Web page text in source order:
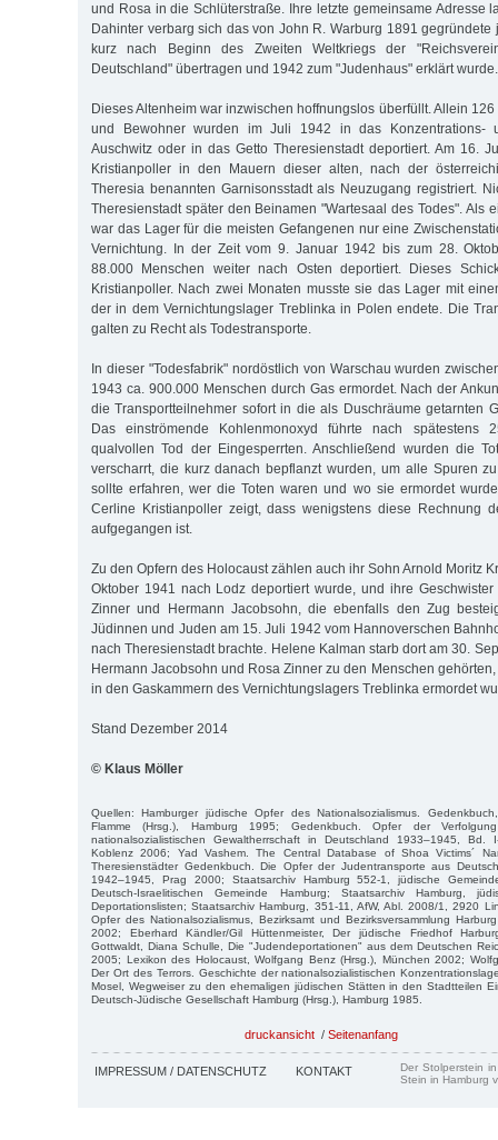
und Rosa in die Schlüterstraße. Ihre letzte gemeinsame Adresse
Dahinter verbarg sich das von John R. Warburg 1891 gegründete
kurz nach Beginn des Zweiten Weltkriegs der
Deutschland" übertragen und 1942 zum "Judenhaus" erklärt wurde.
Dieses Altenheim war inzwischen hoffnungslos überfüllt. Allein
und Bewohner wurden im Juli 1942 in das Konzentrations-
Auschwitz oder in das Getto Theresienstadt deportiert. Am 16.
Kristianpoller in den Mauern dieser alten, nach der
Theresia benannten Garnisonsstadt als Neuzugang registriert.
Theresienstadt später den Beinamen "Wartesaal des Todes". Als
war das Lager für die meisten Gefangenen nur eine
Vernichtung. In der Zeit vom 9. Januar 1942 bis zum 28.
88.000 Menschen weiter nach Osten deportiert. Dieses
Kristianpoller. Nach zwei Monaten musste sie das Lager mit
der in dem Vernichtungslager Treblinka in Polen endete. Die
galten zu Recht als Todestransporte.
In dieser "Todesfabrik" nordöstlich von Warschau wurden
1943 ca. 900.000 Menschen durch Gas ermordet. Nach der
die Transportteilnehmer sofort in die als Duschräume getarnten
Das einströmende Kohlenmonoxyd führte nach spätestens
qualvollen Tod der Eingesperrten. Anschließend wurden die
verscharrt, die kurz danach bepflanzt wurden, um alle Spuren
sollte erfahren, wer die Toten waren und wo sie ermordet
Cerline Kristianpoller zeigt, dass wenigstens diese Rechnung
aufgegangen ist.
Zu den Opfern des Holocaust zählen auch ihr Sohn Arnold Moritz
Oktober 1941 nach Lodz deportiert wurde, und ihre
Zinner und Hermann Jacobsohn, die ebenfalls den Zug
Jüdinnen und Juden am 15. Juli 1942 vom Hannoverschen
nach Theresienstadt brachte. Helene Kalman starb dort am 30.
Hermann Jacobsohn und Rosa Zinner zu den Menschen
in den Gaskammern des Vernichtungslagers Treblinka ermordet
Stand Dezember 2014
© Klaus Möller
Quellen: Hamburger jüdische Opfer des Nationalsozialismus.
Flamme (Hrsg.), Hamburg 1995; Gedenkbuch. Opfer der
nationalsozialistischen Gewaltherrschaft in Deutschland 1933–1945, Bd.
Koblenz 2006; Yad Vashem. The Central Database of Shoa Victims´
Theresienstädter Gedenkbuch. Die Opfer der Judentransporte aus
1942–1945, Prag 2000; Staatsarchiv Hamburg 552-1, jüdische
Deutsch-Israelitischen Gemeinde Hamburg; Staatsarchiv Hamburg,
Deportationslisten; Staatsarchiv Hamburg, 351-11, AfW, Abl. 2008/1, 2920
Opfer des Nationalsozialismus, Bezirksamt und Bezirksversammlung
2002; Eberhard Kändler/Gil Hüttenmeister, Der jüdische Friedhof
Gottwaldt, Diana Schulle, Die "Judendeportationen" aus dem Deutschen
2005; Lexikon des Holocaust, Wolfgang Benz (Hrsg.), München 2002;
Der Ort des Terrors. Geschichte der nationalsozialistischen
Mosel, Wegweiser zu den ehemaligen jüdischen Stätten in den Stadtteilen
Deutsch-Jüdische Gesellschaft Hamburg (Hrsg.), Hamburg 1985.
druckansicht / Seitenanfang
IMPRESSUM / DATENSCHUTZ KONTAKT
Der Stolperstein
Stein in Hamburg